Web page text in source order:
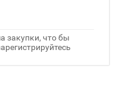
закупки, что бы